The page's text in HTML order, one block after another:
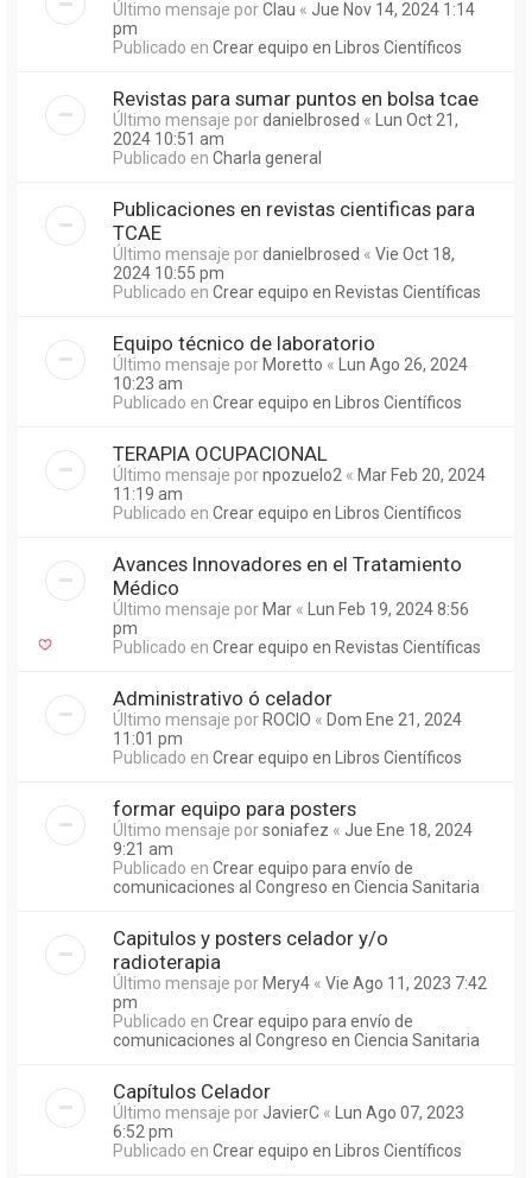
Último mensaje porClau « Jue Nov 14, 2024 1:14
pm
Publicado en Crear equipo en Libros Científicos
Revistas para sumar puntos en bolsa tcae
Último mensaje pordanielbrosed « Lun Oct 21,
2024 10:51 am
Publicado en Charla general
Publicaciones en revistas cientificas para
TCAE
Último mensaje pordanielbrosed « Vie Oct 18,
2024 10:55 pm
Publicado en Crear equipo en Revistas Científicas
Equipo técnico de laboratorio
Último mensaje por Moretto « Lun Ago 26, 2024
10:23 am
Publicado en Crear equipo en Libros Científicos
TERAPIA OCUPACIONAL
Último mensaje pornpozuelo2 « Mar Feb 20, 2024
11:19 am
Publicado en Crear equipo en Libros Científicos
Avances Innovadores en el Tratamiento
Médico
Último mensaje por Mar « Lun Feb 19, 2024 8:56
pm
Publicado en Crear equipo en Revistas Científicas
Administrativo ó celador
Último mensaje por ROCIO « Dom Ene 21, 2024
11:01 pm
Publicado en Crear equipo en Libros Científicos
formar equipo para posters
Último mensaje porsoniafez « Jue Ene 18, 2024
9:21 am
Publicado en Crear equipo para envío de
comunicaciones al Congreso en Ciencia Sanitaria
Capitulos y posters celador y/o
radioterapia
Último mensaje por Mery4 « Vie Ago 11, 2023 7:42
pm
Publicado en Crear equipo para envío de
comunicaciones al Congreso en Ciencia Sanitaria
Capítulos Celador
Último mensaje por JavierC « Lun Ago 07, 2023
6:52 pm
Publicado en Crear equipo en Libros Científicos